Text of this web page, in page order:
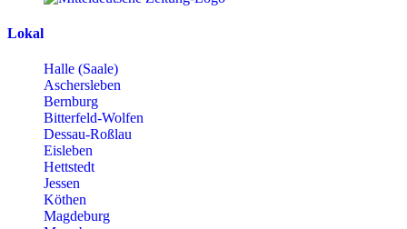
Lokal
Halle (Saale)
Aschersleben
Bernburg
Bitterfeld-Wolfen
Dessau-Roßlau
Eisleben
Hettstedt
Jessen
Köthen
Magdeburg